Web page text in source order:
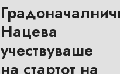
Нацева
учествуваше
на стартот на